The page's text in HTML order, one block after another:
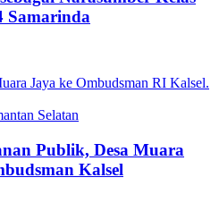
Samarinda
Selatan
Publik, Desa Muara
Kalsel